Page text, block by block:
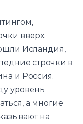
вверх.
Исландия,
строчки в
и Россия.
уровень
а многие
на